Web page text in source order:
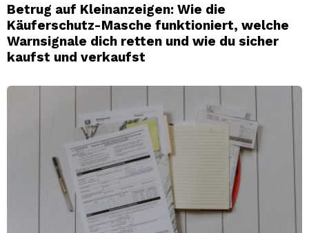
Betrug auf Kleinanzeigen: Wie die
Käuferschutz-Masche funktioniert, welche
Warnsignale dich retten und wie du sicher
kaufst und verkaufst